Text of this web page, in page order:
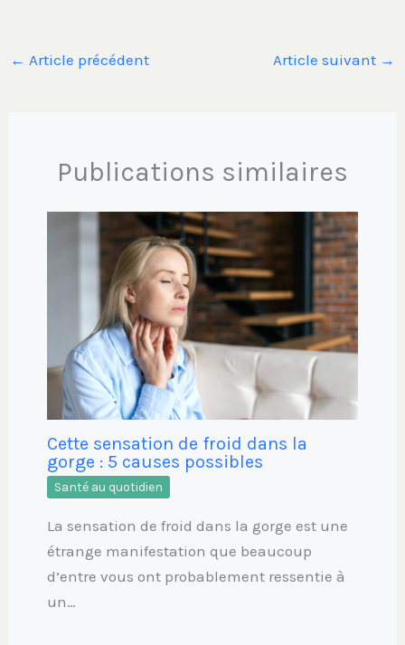
← Article précédent Article suivant →
Publications similaires
Cette sensation de froid dans la
gorge : 5 causes possibles
Santé au quotidien
La sensation de froid dans la gorge est une
étrange manifestation que beaucoup
d’entre vous ont probablement ressentie à
un…